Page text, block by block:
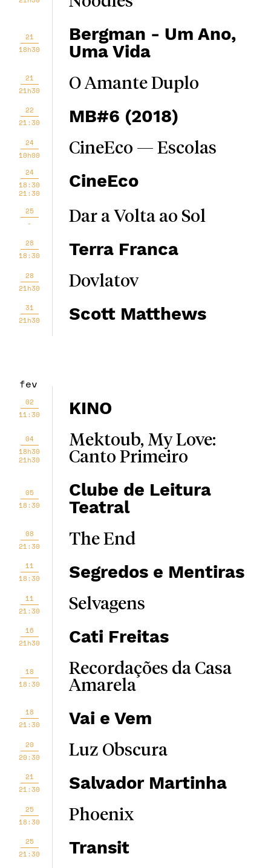
21
18h30
Bergman - Um Ano,
Uma Vida
21
21h30
O Amante Duplo
22
21:30
MB#6 (2018)
24
10h00
CineEco — Escolas
24
18:30
21:30
CineEco
25
-
Dar a Volta ao Sol
28
18:30
Terra Franca
28
21h30
Dovlatov
31
21h30
Scott Matthews
fev
02
11:30
KINO
04
18h30
21h30
Mektoub, My Love:
Canto Primeiro
05
18:30
Clube de Leitura
Teatral
08
21:30
The End
11
18:30
Segredos e Mentiras
11
21:30
Selvagens
16
21h30
Cati Freitas
18
18:30
Recordações da Casa
Amarela
18
21:30
Vai e Vem
20
20:30
Luz Obscura
21
21:30
Salvador Martinha
25
18:30
Phoenix
25
21:30
Transit